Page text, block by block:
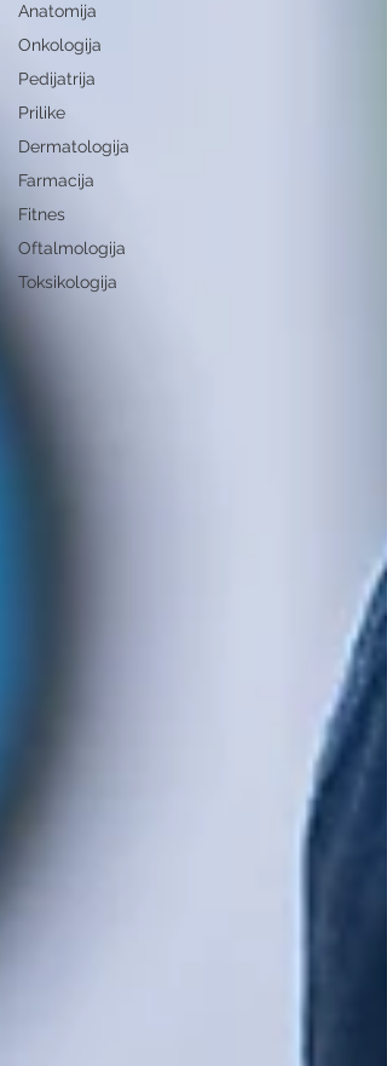
Anatomija
Onkologija
Pedijatrija
Prilike
Dermatologija
Farmacija
Fitnes
Oftalmologija
Toksikologija